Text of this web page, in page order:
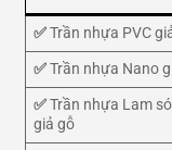
✅Trần nhựa PVC
✅Trần nhựa Nano
✅Trần nhựa Lam
giả gỗ